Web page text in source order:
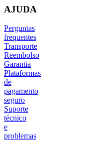
AJUDA
Perguntas
frequentes
Transporte
Reembolso
Garantia
Plataformas
de
pagamento
seguro
Suporte
técnico
e
problemas